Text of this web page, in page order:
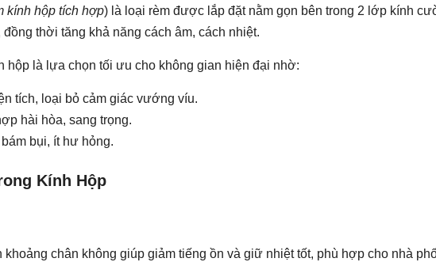
kính hộp tích hợp) là loại rèm được lắp đặt nằm gọn bên trong 2 lớp kính
thời tăng khả năng cách âm, cách nhiệt.
hộp là lựa chọn tối ưu cho không gian hiện đại nhờ:
tích, loại bỏ cảm giác vướng víu.
hài hòa, sang trọng.
bụi, ít hư hỏng.
Kính Hộp
chân không giúp giảm tiếng ồn và giữ nhiệt tốt, phù hợp cho nhà